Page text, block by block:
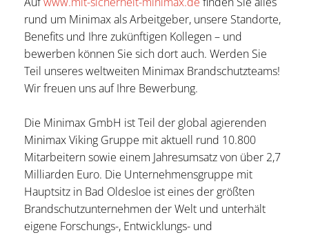
rund um Minimax als Arbeitgeber, unsere Standorte,
Benefits und Ihre zukünftigen Kollegen – und
bewerben können Sie sich dort auch. Werden Sie
Teil unseres weltweiten Minimax Brandschutzteams!
Wir freuen uns auf Ihre Bewerbung.
Die Minimax GmbH ist Teil der global agierenden
Minimax Viking Gruppe mit aktuell rund 10.800
Mitarbeitern sowie einem Jahresumsatz von über 2,7
Milliarden Euro. Die Unternehmensgruppe mit
Hauptsitz in Bad Oldesloe ist eines der größten
Brandschutzunternehmen der Welt und unterhält
eigene Forschungs-, Entwicklungs- und